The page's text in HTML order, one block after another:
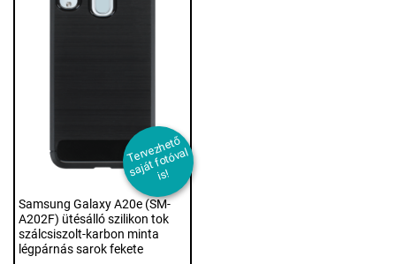
T
er
v
e
z
h
et
ő
s
aj
át f
ot
ó
v
al
i
s!
Samsung Galaxy A20e (SM-
A202F) ütésálló szilikon tok
szálcsiszolt-karbon minta
légpárnás sarok fekete